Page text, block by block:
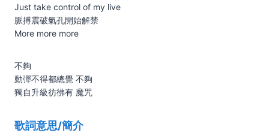
Just take control of my live
脈搏震破氣孔開始解禁
More more more
不夠
動彈不得都總覺 不夠
獨自升級彷彿有 魔咒
歌詞意思/簡介